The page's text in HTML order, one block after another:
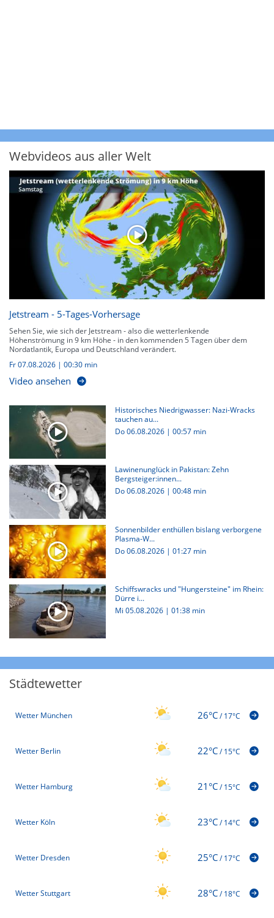
Webvideos aus aller Welt
Jetstream - 5-Tages-Vorhersage
Sehen Sie, wie sich der Jetstream - also die wetterlenkende
Höhenströmung in 9 km Höhe - in den kommenden 5 Tagen über dem
Nordatlantik, Europa und Deutschland verändert.
Fr 07.08.2026 | 00:30 min
Video ansehen
Historisches Niedrigwasser: Nazi-Wracks
tauchen au...
Do 06.08.2026 |00:57 min
Lawinenunglück in Pakistan: Zehn
Bergsteiger:innen...
Do 06.08.2026 |00:48 min
Sonnenbilder enthüllen bislang verborgene
Plasma-W...
Do 06.08.2026 |01:27 min
Schiffswracks und "Hungersteine" im Rhein:
Dürre i...
Mi 05.08.2026 |01:38 min
Städtewetter
Wetter München 26°C/17°C
Wetter Berlin 22°C/15°C
Wetter Hamburg 21°C/15°C
Wetter Köln 23°C/14°C
Wetter Dresden 25°C/17°C
Wetter Stuttgart 28°C/18°C